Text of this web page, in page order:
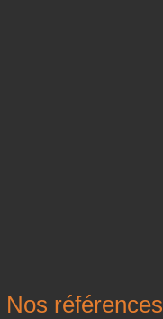
Nos références